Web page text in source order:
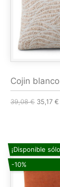
Cojin
39,08 € 35,17 €
¡Disponible
-10%